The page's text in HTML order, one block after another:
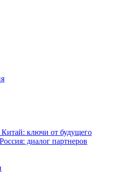
Китай: ключи от будущего
диалог партнеров